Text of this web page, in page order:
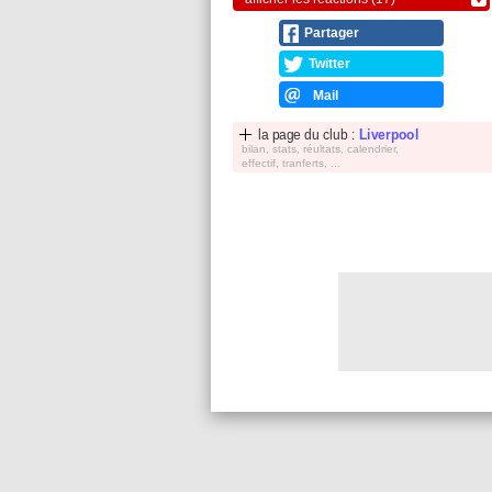
Partager
Twitter
Mail
la page du club : Liverpool
bilan, stats, réultats, calendrier,
effectif, tranferts, ...